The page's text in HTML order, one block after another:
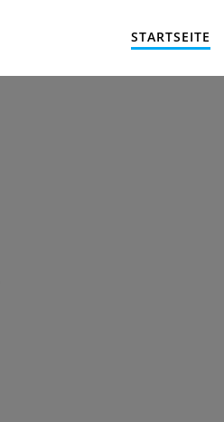
STARTSEITE